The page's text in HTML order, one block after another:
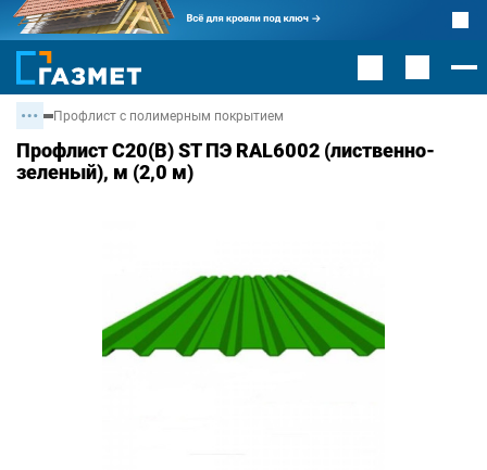
Профлист с полимерным покрытием
Профлист С20(В) ST ПЭ RAL6002 (лиственно-
зеленый), м (2,0 м)